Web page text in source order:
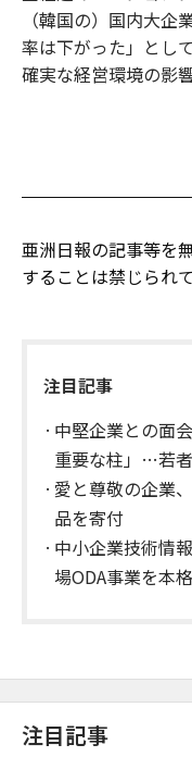
（韓国の）国内大
率は下がった」とし
確実な経営環境の影
亜洲日報の記事等を
することは禁じられ
注目記事
中堅企業との面
重要な柱」…若
愛と尊敬の企業
品を寄付
中小企業技術情
場ODA事業を本
注目記事